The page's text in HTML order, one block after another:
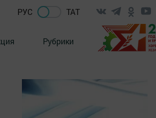
РУС ТАТ
Рубрики